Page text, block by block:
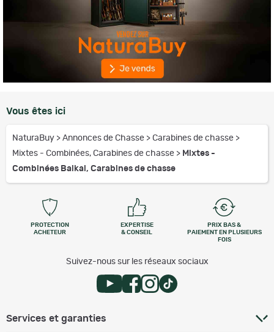
Vous êtes ici
NaturaBuy > Annonces de Chasse > Carabines de chasse >
Mixtes - Combinées, Carabines de chasse > Mixtes -
Combinées Baikal, Carabines de chasse
PROTECTION
ACHETEUR
EXPERTISE
& CONSEIL
PRIX BAS &
PAIEMENT EN PLUSIEURS
FOIS
Suivez-nous sur les réseaux sociaux
Services et garanties